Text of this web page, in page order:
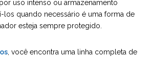
uso intenso ou armazenamento
los quando necessário é uma forma de
esteja sempre protegido.
, você encontra uma linha completa de